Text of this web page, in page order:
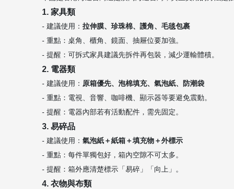
1. 家具類
- 建議使用： 拉伸膜、珍珠棉、護角、毛毯包裹
- 重點：桌角、櫃角、鏡面、抽屜位要加強。
- 提醒：可拆式家具建議先拆件再包裝，減少運輸體積。
2. 電器類
- 建議使用： 原箱優先、泡棉填充、氣泡紙、防潮袋
- 重點：電視、音響、咖啡機、顯示器等要避免震動。
- 提醒：電器內部若有活動配件，需先固定。
3. 易碎品
- 建議使用： 氣泡紙＋紙箱＋填充物＋外標示
- 重點：每件單獨包好，箱內空隙不可太多。
- 提醒：箱外應清楚標示「易碎」「向上」。
4. 衣物與布類